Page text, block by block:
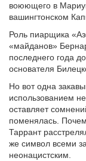
воюющего в
вашингтонском
Роль пиарщика
«майданов»
последнего года
основателя
Но вот одна
использованием
оставляет
поменялась.
Таррант
же символ всеми
неонацистским.